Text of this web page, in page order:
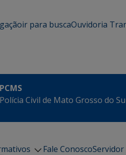
ir para buscaOuvidoria
PCMS
Polícia Civil de Mato Grosso do
Fale ConoscoServidor